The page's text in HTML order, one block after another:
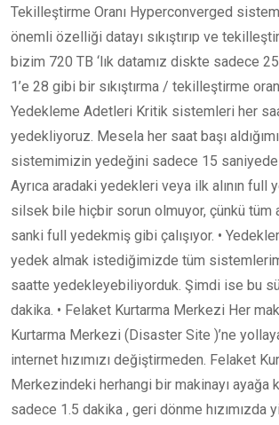
Tekilleştirme Oranı Hyperconverged
önemli özelliği datayı sıkıştırıp ve
bizim 720 TB ‘lık datamız diskte sadece
1’e 28 gibi bir sıkıştırma / tekilleştirme
Yedekleme Adetleri Kritik sistemleri her
yedekliyoruz. Mesela her saat başı
sistemimizin yedeğini sadece 15
Ayrıca aradaki yedekleri veya ilk alının full
silsek bile hiçbir sorun olmuyor, çünkü tüm
sanki full yedekmiş gibi çalışıyor. •
yedek almak istediğimizde tüm
saatte yedekleyebiliyorduk. Şimdi ise bu
dakika. • Felaket Kurtarma Merkezi Her
Kurtarma Merkezi (Disaster Site )’ne
internet hızımızı değiştirmeden. Felaket
Merkezindeki herhangi bir makinayı ayağa
sadece 1.5 dakika , geri dönme hızımızda